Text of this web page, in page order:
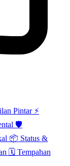
Pintar ⚡️
🛡️
📦 Status &
🗓️ Tempahan